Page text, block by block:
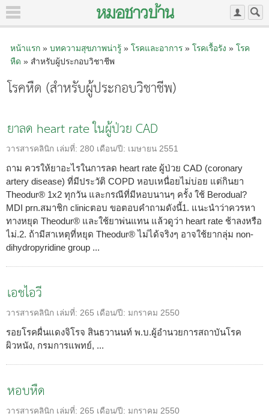
หน้าแรก» บทความสุขภาพน่ารู้» โรคและอาการ» โรคเรื้อรัง » โรค
หืด » สำหรับผู้ประกอบวิชาชีพ
โรคหืด (สำหรับผู้ประกอบวิชาชีพ)
ยาลด heart rate ในผู้ป่วย CAD
วารสารคลินิก เล่มที่: 280 เดือน/ปี: เมษายน 2551
ถาม ควรให้ยาอะไรในการลด heart rate ผู้ป่วย CAD (coronary
artery disease) ที่มีประวัติ COPD หอบเหนื่อยไม่บ่อย แต่กินยา
Theodur® 1x2 ทุกวัน และกรณีที่มีหอบนานๆ ครั้ง ใช้ Berodual?
MDI prn.สมาชิก clinicตอบ ขอตอบคำถามดังนี้1. แนะนำว่าควรหา
ทางหยุด Theodur® และใช้ยาพ่นแทน แล้วดูว่า heart rate ช้าลงหรือ
ไม่.2. ถ้ามีสาเหตุที่หยุด Theodur® ไม่ได้จริงๆ อาจใช้ยากลุ่ม non-
dihydropyridine group ...
เอชไอวี
วารสารคลินิก เล่มที่: 265 เดือน/ปี: มกราคม 2550
รอยโรคผื่นแดงจิโรจ สินธวานนท์ พ.บ.ผู้อำนวยการสถาบันโรค
ผิวหนัง, กรมการแพทย์, ...
หอบหืด
วารสารคลินิก เล่มที่: 265 เดือน/ปี: มกราคม 2550